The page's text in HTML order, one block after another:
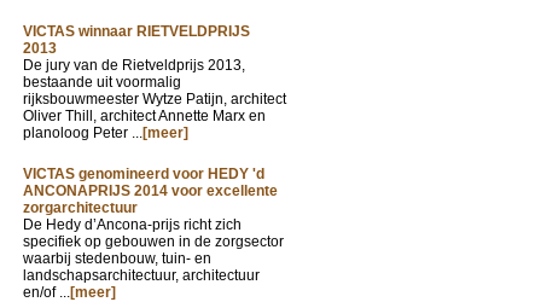
VICTAS winnaar RIETVELDPRIJS
2013
De jury van de Rietveldprijs 2013,
bestaande uit voormalig
rijksbouwmeester Wytze Patijn, architect
Oliver Thill, architect Annette Marx en
planoloog Peter ...[meer]
VICTAS genomineerd voor HEDY 'd
ANCONAPRIJS 2014 voor excellente
zorgarchitectuur
De Hedy d’Ancona-prijs richt zich
specifiek op gebouwen in de zorgsector
waarbij stedenbouw, tuin- en
landschapsarchitectuur, architectuur
en/of ...[meer]